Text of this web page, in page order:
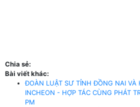
Chia sẻ:
Bài viết khác:
ĐOÀN LUẬT SƯ TỈNH ĐỒNG NAI VÀ
INCHEON - HỢP TÁC CÙNG PHÁT
PM